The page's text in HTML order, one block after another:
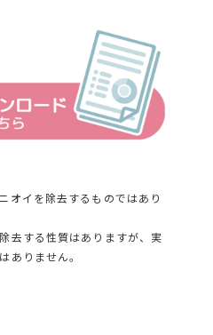
オイを除去するものではあり
去する性質はありますが、実
ありません。